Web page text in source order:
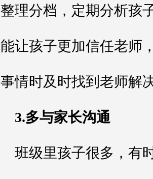
整理分档，定期分析孩
能让孩子更加信任老师
事情时及时找到老师解
3.多与家长沟通
班级里孩子很多，有